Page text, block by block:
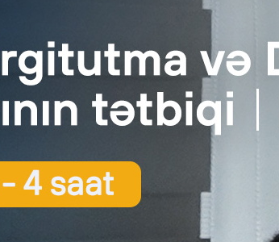
dair tələblər:
dilində səlis danışmaq və yazmaq bacarığı;